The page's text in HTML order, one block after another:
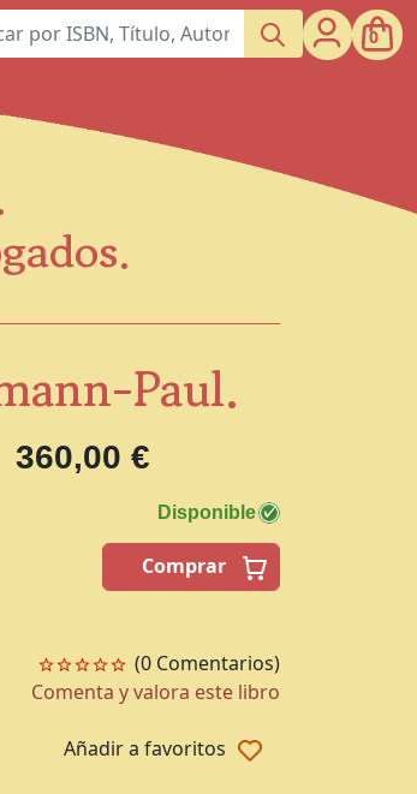
0
Paul.
360,00 €
Disponible
Comprar
(0 Comentarios)
Comenta y valora este libro
Añadir a favoritos